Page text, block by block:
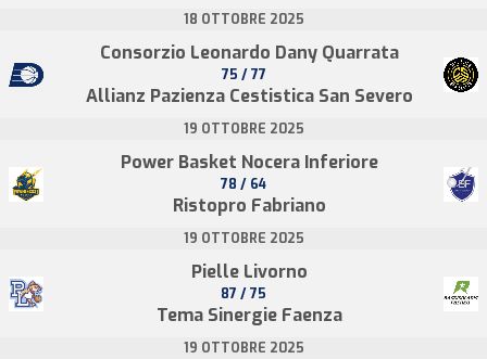
18 OTTOBRE 2025
Consorzio Leonardo Dany Quarrata
75 / 77
Allianz Pazienza Cestistica San Severo
19 OTTOBRE 2025
Power Basket Nocera Inferiore
78 / 64
Ristopro Fabriano
19 OTTOBRE 2025
Pielle Livorno
87 / 75
Tema Sinergie Faenza
19 OTTOBRE 2025